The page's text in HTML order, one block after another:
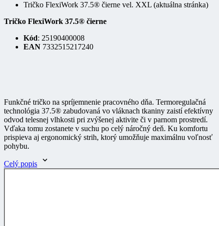
Tričko FlexiWork 37.5® čierne
Kód: 25190400008
odvod telesnej vlhkosti pri zvýšenej aktivite či v parnom prostredí.
Vďaka tomu zostanete v suchu po celý náročný deň. Ku komfortu
prispieva aj ergonomický strih, ktorý umožňuje maximálnu voľnosť
pohybu.
Celý popis